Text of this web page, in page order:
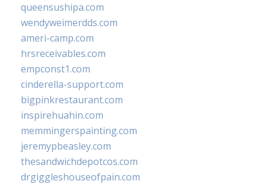
queensushipa.com
wendyweimerdds.com
ameri-camp.com
hrsreceivables.com
empconst1.com
cinderella-support.com
bigpinkrestaurant.com
inspirehuahin.com
memmingerspainting.com
jeremypbeasley.com
thesandwichdepotcos.com
drgiggleshouseofpain.com